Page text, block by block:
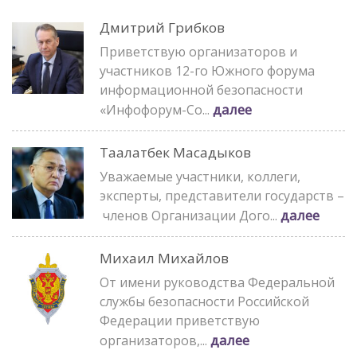
Дмитрий Грибков
Приветствую организаторов и
участников 12-го Южного форума
информационной безопасности
«Инфофорум-Со... далее
Таалатбек Масадыков
Уважаемые участники, коллеги,
эксперты, представители государств –
членов Организации Дого... далее
Михаил Михайлов
От имени руководства Федеральной
службы безопасности Российской
Федерации приветствую
организаторов,... далее